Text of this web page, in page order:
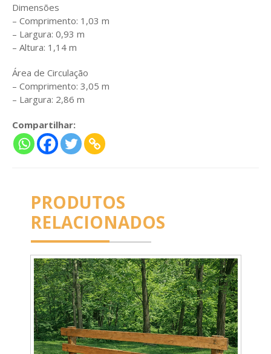
Dimensões
– Comprimento: 1,03 m
– Largura: 0,93 m
– Altura: 1,14 m
Área de Circulação
– Comprimento: 3,05 m
– Largura: 2,86 m
Compartilhar:
PRODUTOS
RELACIONADOS